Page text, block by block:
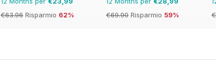
€63.96 Risparmio 62%
€69.90 Risparmio 59%